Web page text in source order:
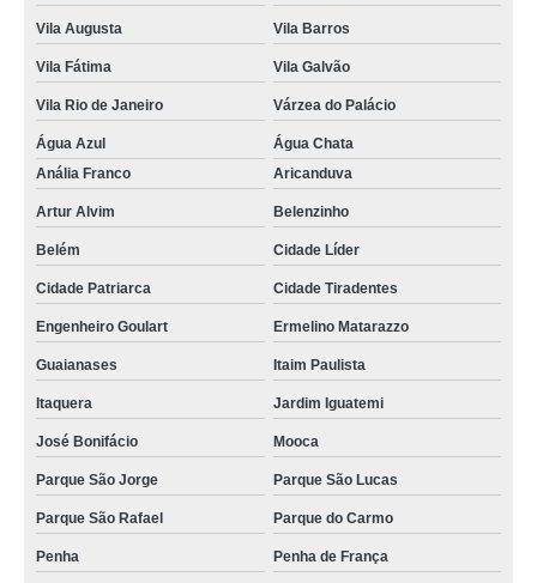
Vila Augusta Vila Barros
Vila Fátima Vila Galvão
Vila Rio de Janeiro Várzea do Palácio
Água Azul
Água Chata
Anália Franco
Aricanduva
Artur Alvim Belenzinho
Belém Cidade Líder
Cidade Patriarca Cidade Tiradentes
Engenheiro Goulart Ermelino Matarazzo
Guaianases Itaim Paulista
Itaquera Jardim Iguatemi
José Bonifácio Mooca
Parque São Jorge Parque São Lucas
Parque São Rafael Parque do Carmo
Penha Penha de França